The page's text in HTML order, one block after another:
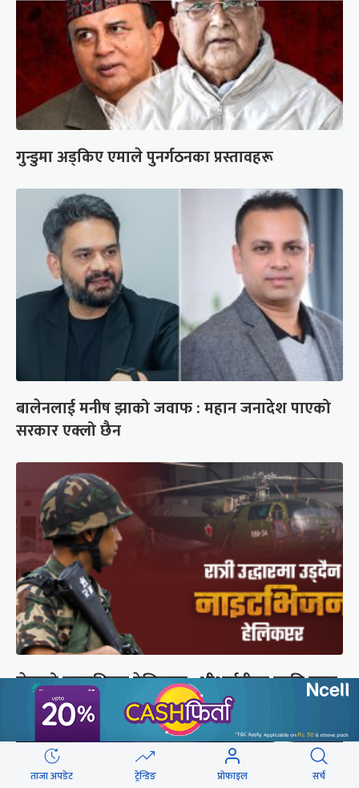
गुन्डुमा अड्किए एमाले पुनर्गठनका प्रस्तावहरू
बालेनलाई मनीष झाको जवाफ : महान जनादेश पाएको
सरकार एक्लो छैन
सेनाको नाइटभिजन हेलिकप्टर : भीआईपीका लागि उड्छ,
जनताको ज्यान बचाउन उड्दैन
ताजा अपडेट ट्रेन्डिङ प्रोफाइल सर्च